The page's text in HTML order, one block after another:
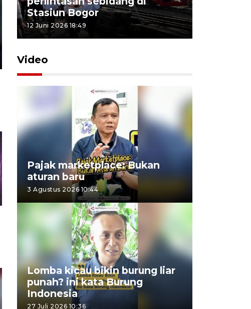
Stasiun Bogor
12 Juni 2026 18:49
Video
Pajak marketplace: Bukan
aturan baru
3 Agustus 2026 10:44
Lomba kicau bikin burung liar
punah? ini kata Burung
Indonesia
27 Juli 2026 10:36